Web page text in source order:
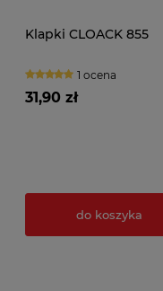
Klapki CLOACK 855
1 ocena
31,90 zł
do koszyka